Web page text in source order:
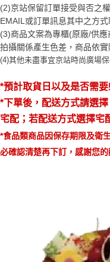
【注意事項】
１．透過由恩沛科技股份有限
易，需依本服務之必要範圍
權轉讓予恩沛科技股份有限公
２．關於個人資料處理事宜，
https://aftee.tw/terms/#terms3
「AFTEE先享後付」，若未
任。
４．使用「AFTEE先享後付
時審查核予不同之上限額度；
請求用戶進行身份認證。
５．嚴禁一人註冊多個帳號
恩沛科技股份有限公司將有權
(2)京站保留訂單接受與否之
EMAIL或訂單訊息其中之方式
(3)商品文案為專櫃(原廠/供
拍攝關係產生色差，商品依實
(4)其他未盡事宜京站時尚廣場
*預計取貨日以及是否需
*下單後，配送方式請選擇
宅配；若配送方式選擇宅
*食品類商品因保存期限及衛
必確認清楚再下訂，感謝您的